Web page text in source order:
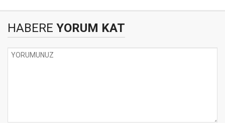
HABERE YORUM KAT